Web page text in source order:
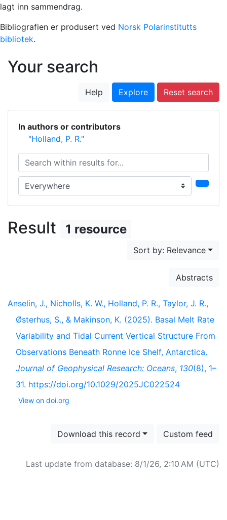
lagt inn sammendrag.
Bibliografien er produsert ved Norsk Polarinstitutts
bibliotek.
Your search
Help Explore Reset search
In authors or contributors
"Holland, P. R."
Search within results for...
Search in...
Result 1 resource
Sort by: Relevance
Abstracts
Anselin, J., Nicholls, K. W., Holland, P. R., Taylor, J. R.,
Østerhus, S., & Makinson, K. (2025). Basal Melt Rate
Variability and Tidal Current Vertical Structure From
Observations Beneath Ronne Ice Shelf, Antarctica.
Journal of Geophysical Research: Oceans, 130(8), 1–
31. https://doi.org/10.1029/2025JC022524
View on doi.org
Download this record Custom feed
Last update from database: 8/1/26, 2:10 AM (UTC)